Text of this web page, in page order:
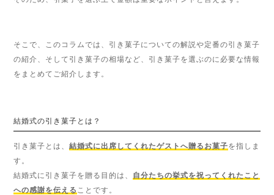
そこで、このコラムでは、引き菓子についての解説や定番の引き菓子
の紹介、そして引き菓子の相場など、引き菓子を選ぶのに必要な情報
をまとめてご紹介します。
結婚式の引き菓子とは？
引き菓子とは、結婚式に出席してくれたゲストへ贈るお菓子を指しま
す。
結婚式に引き菓子を贈る目的は、 自分たちの挙式を祝ってくれたこと
への感謝を伝える ことです。